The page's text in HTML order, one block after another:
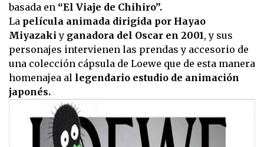
basada en “El Viaje de Chihiro”.
La película animada dirigida por Hayao
Miyazakiy ganadora del Oscar en 2001, y sus
personajes intervienen las prendas y accesorio de
una colección cápsula de Loewe que de esta manera
homenajea al legendario estudio de animación
japonés.